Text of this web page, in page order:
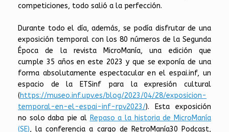
competiciones, todo salió a la perfección.
Durante todo el día, además, se podía disfrutar de una
exposición temporal con los 80 números de la Segunda
Época de la revista MicroManía, una edición que
cumple 35 años en este 2023 y que se exponía de una
forma absolutamente espectacular en el espai.inf, un
espacio de la ETSinf para la expresión cultural
(https://museo.inf.upv.es/blog/2023/04/28/exposicion-
temporal-en-el-espai-inf-rpv2023/). Esta exposición
no solo daba pie al Repaso a la historia de MicroManía
(SE), la conferencia a cargo de RetroManía30 Podcast,